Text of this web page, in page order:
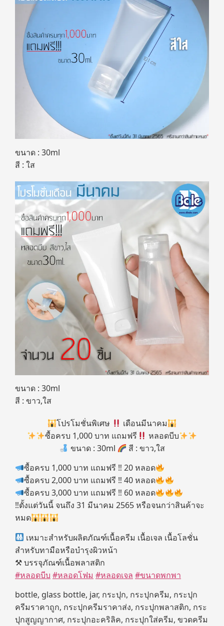
ขนาด : 30ml
สี : ใส
ขนาด : 30ml
สี : ขาว,ใส
โปรโมชั่นพิเศษ
เดือนมีนาคม
ซื้อครบ 1,000 บาท แถมฟรี
หลอดบีบ
ขนาด : 30ml
สี : ขาว,ใส
ซื้อครบ 1,000 บาท แถมฟรี ‼ 20 หลอด
ซื้อครบ 2,000 บาท แถมฟรี ‼ 40 หลอด
ซื้อครบ 3,000 บาท แถมฟรี ‼ 60 หลอด
‼ตั้งแต่วันนี้ จนถึง 31 มีนาคม 2565 หรือจนกว่าสินค้าจะ
หมด
เหมาะสำหรับผลิตภัณฑ์เนื้อครีม เนื้อเจล เนื้อโลชั่น
สำหรับทามือหรือบำรุงผิวหน้า
⚒ บรรจุภัณฑ์เนื้อพลาสติก
#หลอดบีบ #หลอดโฟม #หลอดเจล #ขนาดพกพา
bottle, glass bottle, jar, กระปุก, กระปุกครีม, กระปุก
ครีมราคาถูก, กระปุกครีมราคาส่ง, กระปุกพลาสติก, กระ
ปุกสูญญากาศ, กระปุกอะคริลิค, กระปุกใส่ครีม, ขวดครีม